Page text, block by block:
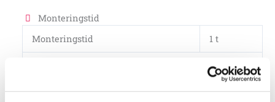
Monteringstid
Monteringstid
1 t